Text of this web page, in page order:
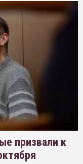
призвали к